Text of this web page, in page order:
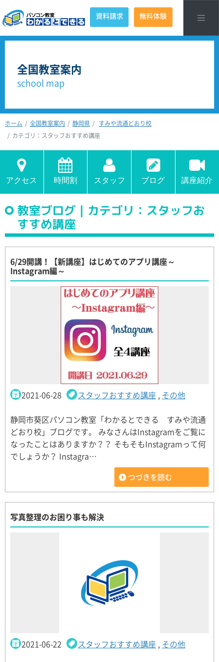
資料請求 無料体験
全国教室案内
school map
ホーム 全国教室案内 静岡県
すみや流通どおり校
カテゴリ：スタッフおすすめ講座
アクセス 時間割 スタッフ ブログ 講座紹介
教室ブログ｜カテゴリ：スタッフお
すすめ講座
6/29開講！【新講座】はじめてのアプリ講座～
Instagram編～
2021-06-28 スタッフおすすめ講座 , その他
静岡市葵区パソコン教室「わかるとできる すみや流通
どおり校」ブログです。 みなさんはInstagramをご覧に
なったことはありますか？？ そもそもInstagramって何
でしょうか？ Instagra…
つづきを読む
写真整理のお困り事も解決
2021-06-22 スタッフおすすめ講座 , その他